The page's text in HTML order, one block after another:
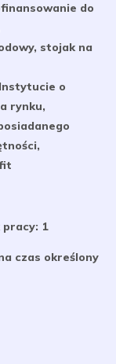
do
stojak na
o
rynku,
1
czas określony